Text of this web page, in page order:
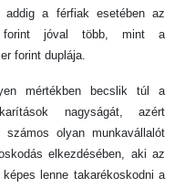
a férfiak esetében az
forint jóval több, mint a
forint duplája.
mértékben becslik túl a
nagyságát, azért
olyan munkavállalót
elkezdésében, aki az
lenne takarékoskodni a